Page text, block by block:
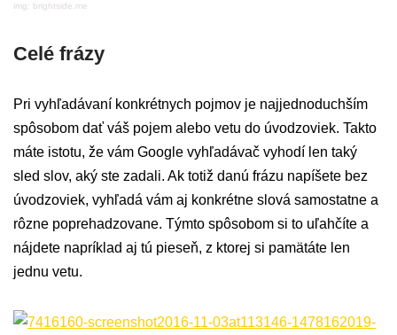
img: brightside.me
Celé frázy
Pri vyhľadávaní konkrétnych pojmov je najjednoduchším
spôsobom dať váš pojem alebo vetu do úvodzoviek. Takto
máte istotu, že vám Google vyhľadávač vyhodí len taký
sled slov, aký ste zadali. Ak totiž danú frázu napíšete bez
úvodzoviek, vyhľadá vám aj konkrétne slová samostatne a
rôzne poprehadzovane. Týmto spôsobom si to uľahčíte a
nájdete napríklad aj tú pieseň, z ktorej si pamätáte len
jednu vetu.